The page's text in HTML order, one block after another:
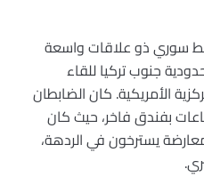
سوري ذو علاقات واسعة
جنوب تركيا للقاء
الأمريكية. كان الضابطان
بفندق فاخر، حيث كان
يسترخون في الردهة،